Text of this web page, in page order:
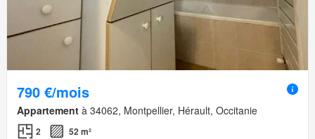
790 €/mois
Appartement à 34062, Montpellier, Hérault, Occitanie
2 52 m²